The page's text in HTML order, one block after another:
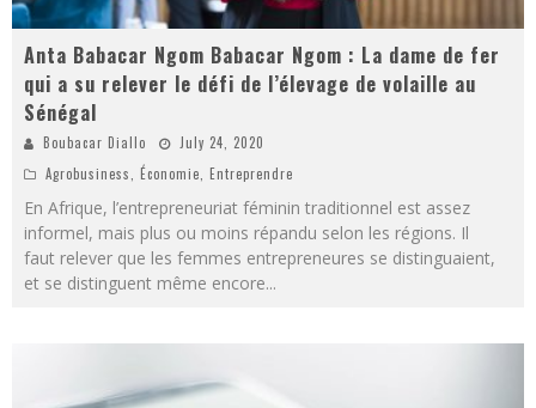
Anta Babacar Ngom Babacar Ngom : La dame de fer
qui a su relever le défi de l’élevage de volaille au
Sénégal
Boubacar Diallo
July 24, 2020
Agrobusiness
Économie Entreprendre
En Afrique, l’entrepreneuriat féminin traditionnel est assez
informel, mais plus ou moins répandu selon les régions. Il
faut relever que les femmes entrepreneures se distinguaient,
et se distinguent même encore...